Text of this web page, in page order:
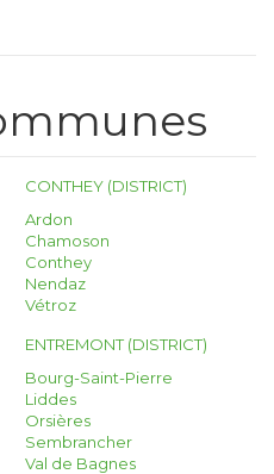
CONTHEY (DISTRICT)
Ardon
Chamoson
Conthey
Nendaz
Vétroz
ENTREMONT (DISTRICT)
Bourg-Saint-Pierre
Liddes
Orsières
Sembrancher
Val de Bagnes